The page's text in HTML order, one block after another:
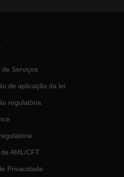
de Serviços
de aplicação da lei
regulatória
AML/CFT
Privacidade